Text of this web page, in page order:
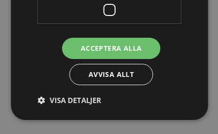
- för dig som är företagare
Längd: 15 minuter
ACCEPTERA ALLA
AVVISA ALLT
VISA DETALJER